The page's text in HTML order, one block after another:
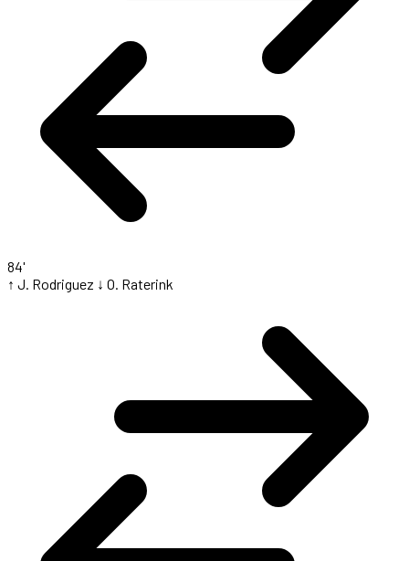
84'
↑ J. Rodriguez ↓ O. Raterink